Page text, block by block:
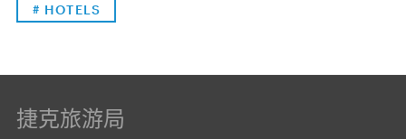
# HOTELS
捷克旅游局